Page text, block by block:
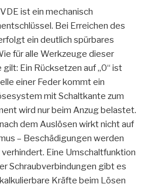
ist ein mechanisch
Bei Erreichen des
ein deutlich spürbares
für alle Werkzeuge dieser
Ein Rücksetzen auf „0“ ist
einer Feder kommt ein
mit Schaltkante zum
wird nur beim Anzug belastet.
dem Auslösen wirkt nicht auf
– Beschädigungen werden
Eine Umschaltfunktion
Schraubverbindungen gibt es
Kräfte beim Lösen